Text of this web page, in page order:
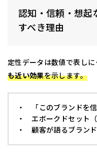
認知・信頼・想起
すべき理由
定性データは数値で表しに
も近い効果を示します。
・ 「このブランドを
・ エボークドセット
・ 顧客が語るブラン